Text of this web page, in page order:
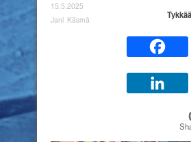
15.5.2025
Jani Käsmä